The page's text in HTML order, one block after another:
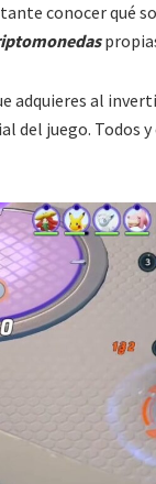
conocer qué
adquieres al
del juego. Todos